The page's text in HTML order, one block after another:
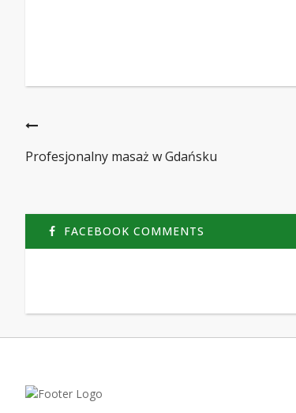
Profesjonalny masaż w Gdańsku
FACEBOOK COMMENTS